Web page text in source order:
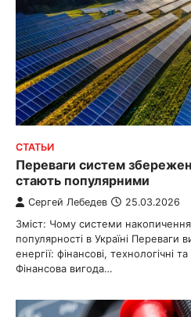
СТАТЬИ
Переваги систем
стають популярними
Сергей Лебедев 25.03.2026
Зміст: Чому системи
популярності в Україні Переваги
енергії: фінансові, технологічні
Фінансова вигода…